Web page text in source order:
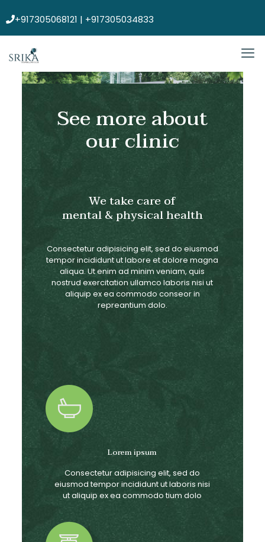
See more about
our clinic
We take care of
mental & physical health
Consectetur adipisicing elit, sed do eiusmod
tempor incididunt ut labore et dolore magna
aliqua. Ut enim ad minim veniam, quis
nostrud exercitation ullamco laboris nisi ut
aliquip ex ea commodo conseor in
repreantium dolo.
Lorem ipsum
Consectetur adipisicing elit, sed do
eiusmod tempor incididunt ut laboris nisi
ut aliquip ex ea commodo tium dolo
+917305068121 | +917305034833